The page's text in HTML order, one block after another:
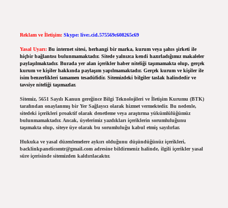
Reklam ve İletişim: Skype: live:.cid.575569c608265c69
Yasal Uyarı: Bu internet sitesi, herhangi bir marka, kurum veya şahıs şirketi ile
hiçbir bağlantısı bulunmamaktadır. Sitede yalnızca kendi hazırladığımız makaleler
paylaşılmaktadır. Burada yer alan içerikler haber niteliği taşımamakta olup, gerçek
kurum ve kişiler hakkında paylaşım yapılmamaktadır. Gerçek kurum ve kişiler ile
isim benzerlikleri tamamen tesadüfidir. Sitemizdeki bilgiler taslak halindedir ve
tavsiye niteliği taşımazlar.
Sitemiz, 5651 Sayılı Kanun gereğince Bilgi Teknolojileri ve İletişim Kurumu (BTK)
tarafından onaylanmış bir Yer Sağlayıcı olarak hizmet vermektedir. Bu nedenle,
sitedeki içerikleri proaktif olarak denetleme veya araştırma yükümlülüğümüz
bulunmamaktadır. Ancak, üyelerimiz yazdıkları içeriklerin sorumluluğunu
taşımakta olup, siteye üye olarak bu sorumluluğu kabul etmiş sayılırlar.
Hukuka ve yasal düzenlemelere aykırı olduğunu düşündüğünüz içerikleri,
backlinkpanelicomtr@gmail.comadresine bildirmeniz halinde, ilgili içerikler yasal
süre içerisinde sitemizden kaldırılacaktır.